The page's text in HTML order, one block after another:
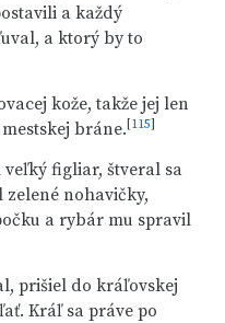
a každý
a ktorý by to
kože, takže jej len
bráne. [115]
figliar, štveral sa
nohavičky,
a rybár mu spravil
prišiel do kráľovskej
Kráľ sa práve po